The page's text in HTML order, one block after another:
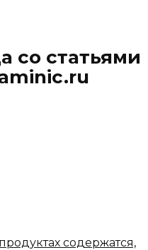
со статьями
содержатся,